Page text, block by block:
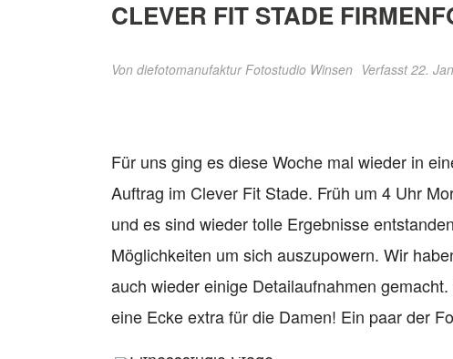
CLEVER FIT STADE
Von diefotomanufaktur Fotostudio Winsen Verfasst 22.
Für uns ging es diese Woche mal wieder in
Auftrag im Clever Fit Stade. Früh um 4 Uhr
und es sind wieder tolle Ergebnisse
Möglichkeiten um sich auszupowern. Wir
auch wieder einige Detailaufnahmen
eine Ecke extra für die Damen! Ein paar der